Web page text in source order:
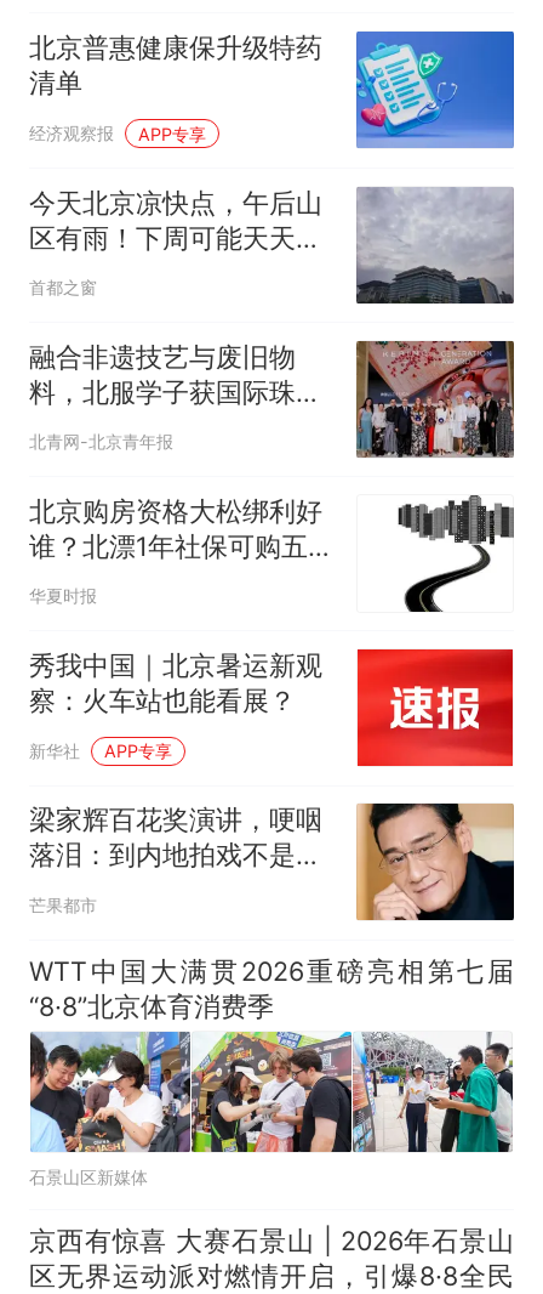
北京普惠健康保升级特药
清单
经济观察报 APP专享
今天北京凉快点，午后山
区有雨！下周可能天天有
雨
首都之窗
融合非遗技艺与废旧物
料，北服学子获国际珠宝
设计大奖
北青网-北京青年报
北京购房资格大松绑利好
谁？北漂1年社保可购五环
内住房 ，公积金贷款最高
华夏时报
秀我中国｜北京暑运新观
察：火车站也能看展？
新华社 APP专享
梁家辉百花奖演讲，哽咽
落泪：到内地拍戏不是北
上，是回归
芒果都市
WTT中国大满贯2026重磅亮相第七届
“8·8”北京体育消费季
石景山区新媒体
京西有惊喜 大赛石景山 | 2026年石景山
区无界运动派对燃情开启，引爆8·8全民